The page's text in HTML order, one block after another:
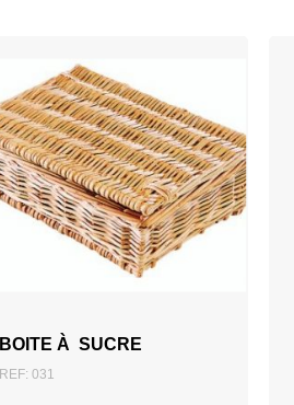
BOITE À SUCRE
REF: 031
AJOUTER AU DEVIS